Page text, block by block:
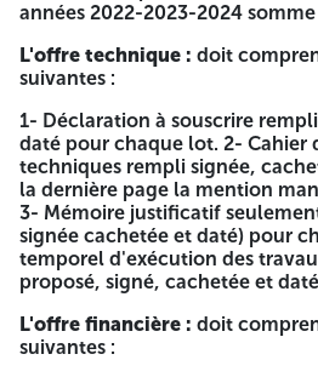
dinars algérien auprès du
Les offres doivent comporter un
candidature, l'offre technique et
insérés dans des encoppes
indiquant la dénomination de
l'objet de l'appel national
dossier de candidature », « Offre
financière » selon le cas.ces
une autre enveloppe cachetée et
mention:
« A n'ouvrir que par la
d'évaluation des offres -appel
années 2022-2023-2024
L'offre technique : doit
suivantes :
1- Déclaration à souscrire
daté pour chaque lot. 2- Cahier
techniques rempli signée,
la dernière page la mention
3- Mémoire justificatif
signée cachetée et daté) pour
temporel d'exécution des
proposé, signé, cachetée et
L'offre financière : doit
suivantes :